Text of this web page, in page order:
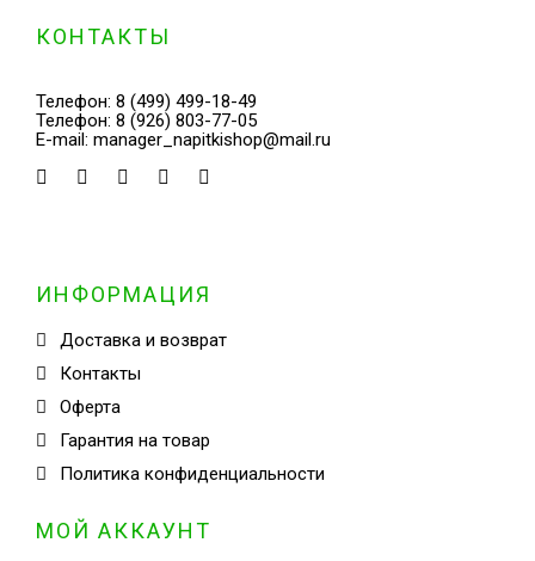
КОНТАКТЫ
Телефон: 8 (499) 499-18-49
Телефон: 8 (926) 803-77-05
E-mail: manager_napitkishop@mail.ru
ИНФОРМАЦИЯ
Доставка и возврат
Контакты
Оферта
Гарантия на товар
Политика конфиденциальности
МОЙ АККАУНТ